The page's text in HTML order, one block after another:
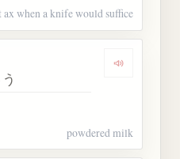
ax when a knife would suffice
Dengarkan
powdered milk